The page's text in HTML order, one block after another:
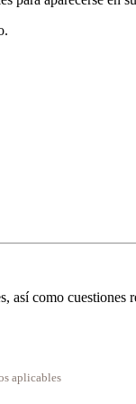
como cuestiones
aplicables